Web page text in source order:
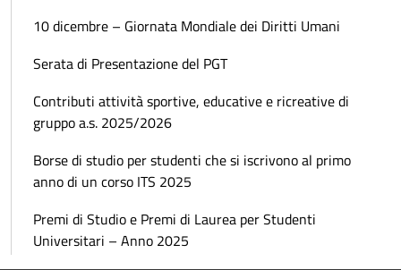
10 dicembre – Giornata Mondiale dei Diritti Umani
Serata di Presentazione del PGT
Contributi attività sportive, educative e ricreative di
gruppo a.s. 2025/2026
Borse di studio per studenti che si iscrivono al primo
anno di un corso ITS 2025
Premi di Studio e Premi di Laurea per Studenti
Universitari – Anno 2025